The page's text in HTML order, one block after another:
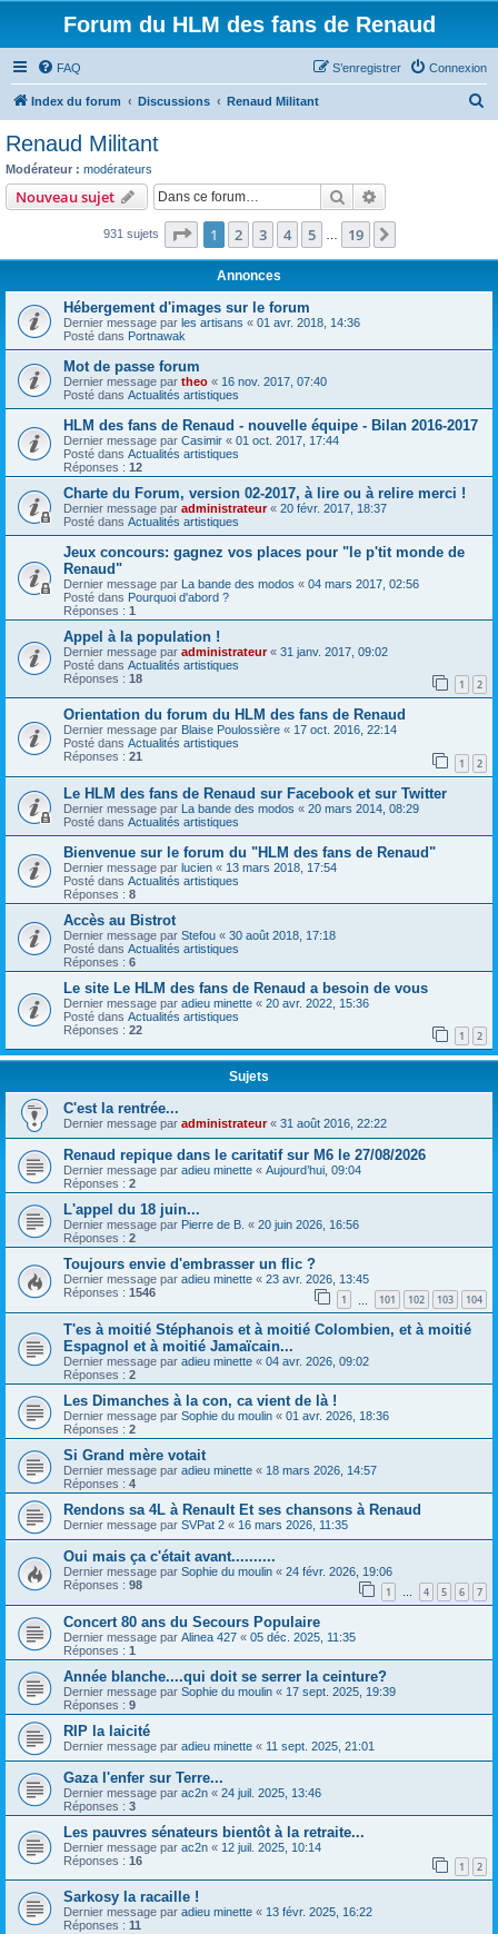
Forum du HLM des fans de Renaud
FAQ Connexion
S’enregistrer
Index du forum Discussions Renaud Militant
c
Renaud Militant
Modérateur : modérateurs
Nouveau sujet Rechercher
931 sujets Page 1sur19
1 2 3 4 5 19
Annonces
Hébergement d'images sur le forum
Dernier message par les artisans « 01 avr. 2018, 14:36
Posté dans Portnawak
Mot de passe forum
Dernier message par theo « 16 nov. 2017, 07:40
Posté dans Actualités artistiques
HLM des fans de Renaud - nouvelle équipe - Bilan 2016-2017
Dernier message par Casimir « 01 oct. 2017, 17:44
Posté dans Actualités artistiques
Réponses : 12
Charte du Forum, version 02-2017, à lire ou à relire merci !
Dernier message par administrateur« 20 févr. 2017, 18:37
Posté dans Actualités artistiques
Jeux concours: gagnez vos places pour "le p'tit monde de
Renaud"
Dernier message par La bande des modos « 04 mars 2017, 02:56
Posté dans Pourquoi d'abord ?
Réponses : 1
Appel à la population !
Dernier message par administrateur« 31 janv. 2017, 09:02
Posté dans Actualités artistiques
Réponses : 18 1 2
Orientation du forum du HLM des fans de Renaud
Dernier message par Blaise Poulossière « 17 oct. 2016, 22:14
Posté dans Actualités artistiques
Réponses : 21 1 2
Le HLM des fans de Renaud sur Facebook et sur Twitter
Dernier message par La bande des modos « 20 mars 2014, 08:29
Posté dans Actualités artistiques
Bienvenue sur le forum du "HLM des fans de Renaud"
Dernier message par lucien « 13 mars 2018, 17:54
Posté dans Actualités artistiques
Réponses : 8
Accès au Bistrot
Dernier message par Stefou « 30 août 2018, 17:18
Posté dans Actualités artistiques
Réponses : 6
Le site Le HLM des fans de Renaud a besoin de vous
Dernier message par adieu minette « 20 avr. 2022, 15:36
Posté dans Actualités artistiques
Réponses : 22 1 2
Sujets
C'est la rentrée...
Dernier message par administrateur« 31 août 2016, 22:22
Renaud repique dans le caritatif sur M6 le 27/08/2026
Dernier message par adieu minette « Aujourd’hui, 09:04
Réponses : 2
L'appel du 18 juin...
Dernier message par Pierre de B. « 20 juin 2026, 16:56
Réponses : 2
Toujours envie d'embrasser un flic ?
Dernier message par adieu minette « 23 avr. 2026, 13:45
Réponses : 1546 1 101 102 103 104
T'es à moitié Stéphanois et à moitié Colombien, et à moitié
Espagnol et à moitié Jamaïcain...
Dernier message par adieu minette « 04 avr. 2026, 09:02
Réponses : 2
Les Dimanches à la con, ca vient de là !
Dernier message par Sophie du moulin « 01 avr. 2026, 18:36
Réponses : 2
Si Grand mère votait
Dernier message par adieu minette « 18 mars 2026, 14:57
Réponses : 4
Rendons sa 4L à Renault Et ses chansons à Renaud
Dernier message par SVPat 2 « 16 mars 2026, 11:35
Oui mais ça c'était avant..........
Dernier message par Sophie du moulin « 24 févr. 2026, 19:06
Réponses : 98 1 … 4 5 6 7
Concert 80 ans du Secours Populaire
Dernier message par Alinea 427 « 05 déc. 2025, 11:35
Réponses : 1
Année blanche....qui doit se serrer la ceinture?
Dernier message par Sophie du moulin « 17 sept. 2025, 19:39
Réponses : 9
RIP la laicité
Dernier message par adieu minette « 11 sept. 2025, 21:01
Gaza l'enfer sur Terre...
Dernier message par ac2n « 24 juil. 2025, 13:46
Réponses : 3
Les pauvres sénateurs bientôt à la retraite...
Dernier message par ac2n « 12 juil. 2025, 10:14
Réponses : 16 1 2
Sarkosy la racaille !
Dernier message par adieu minette « 13 févr. 2025, 16:22
Réponses : 11